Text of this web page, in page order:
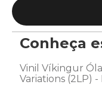
Conheça
Vinil Víkingur
Variations (2LP)